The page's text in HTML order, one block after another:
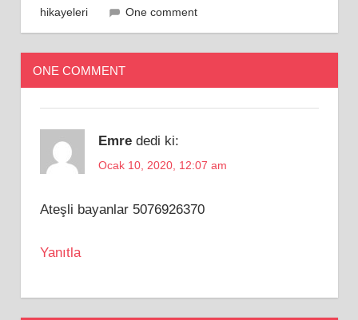
hikayeleri
One comment
ONE COMMENT
Emre dedi ki:
Ocak 10, 2020, 12:07 am
Ateşli bayanlar 5076926370
Yanıtla